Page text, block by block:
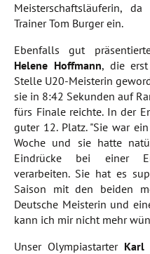
Meisterschaftsläuferin,
Trainer Tom Burger ein.
Ebenfalls gut
Helene Hoffmann, die
Stelle U20-Meisterin
sie in 8:42 Sekunden auf
fürs Finale reichte. In der
guter 12. Platz. "Sie war
Woche und sie hatte
Eindrücke bei einer
verarbeiten. Sie hat es
Saison mit den beiden
Deutsche Meisterin und
kann ich mir nicht mehr
Unser Olympiastarter Karl